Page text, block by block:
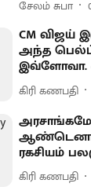
சேலம் சுபா
CM விஜய்
அந்த
இவ்ளோவா.
கிரி கணபதி
ஆண்டெனா
ரகசியம்
கிரி கணபதி